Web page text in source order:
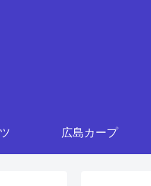
広島カープ